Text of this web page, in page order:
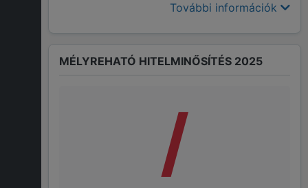
További információk
MÉLYREHATÓ HITELMINŐSÍTÉS 2025
/